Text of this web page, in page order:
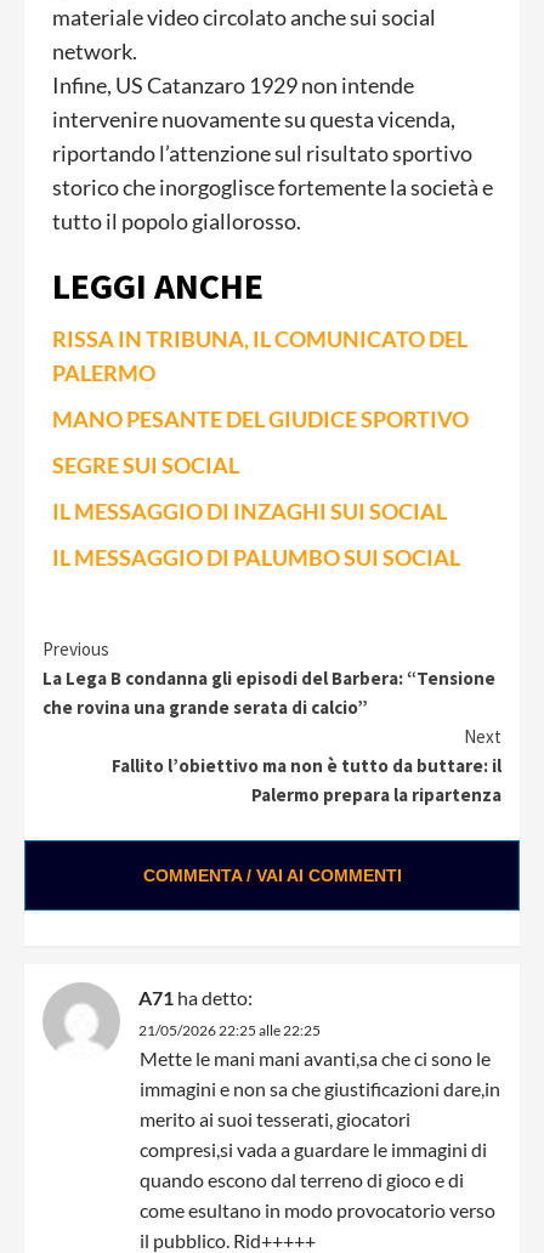
materiale video circolato anche sui social
network.
Infine, US Catanzaro 1929 non intende
intervenire nuovamente su questa vicenda,
riportando l’attenzione sul risultato sportivo
storico che inorgoglisce fortemente la società e
tutto il popolo giallorosso.
LEGGI ANCHE
RISSA IN TRIBUNA, IL COMUNICATO DEL
PALERMO
MANO PESANTE DEL GIUDICE SPORTIVO
SEGRE SUI SOCIAL
IL MESSAGGIO DI INZAGHI SUI SOCIAL
IL MESSAGGIO DI PALUMBO SUI SOCIAL
Continue
Reading
Previous
La Lega B condanna gli episodi del Barbera: “Tensione
che rovina una grande serata di calcio”
Next
Fallito l’obiettivo ma non è tutto da buttare: il
Palermo prepara la ripartenza
COMMENTA / VAI AI COMMENTI
A71 ha detto:
21/05/2026 22:25 alle 22:25
Mette le mani mani avanti,sa che ci sono le
immagini e non sa che giustificazioni dare,in
merito ai suoi tesserati, giocatori
compresi,si vada a guardare le immagini di
quando escono dal terreno di gioco e di
come esultano in modo provocatorio verso
il pubblico. Rid+++++